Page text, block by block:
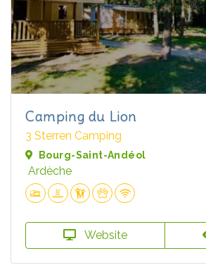
Camping du Lion
3 Sterren Camping
Bourg-Saint-Andéol
Ardèche
Website